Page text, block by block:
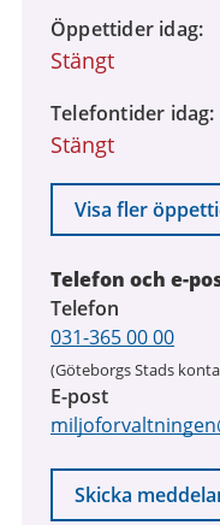
Öppettider idag
Stängt
Telefontider idag
Stängt
Visa fler
Telefon och e-
Telefon
031-365 00 00
(Göteborgs Stads
E-post
Skicka